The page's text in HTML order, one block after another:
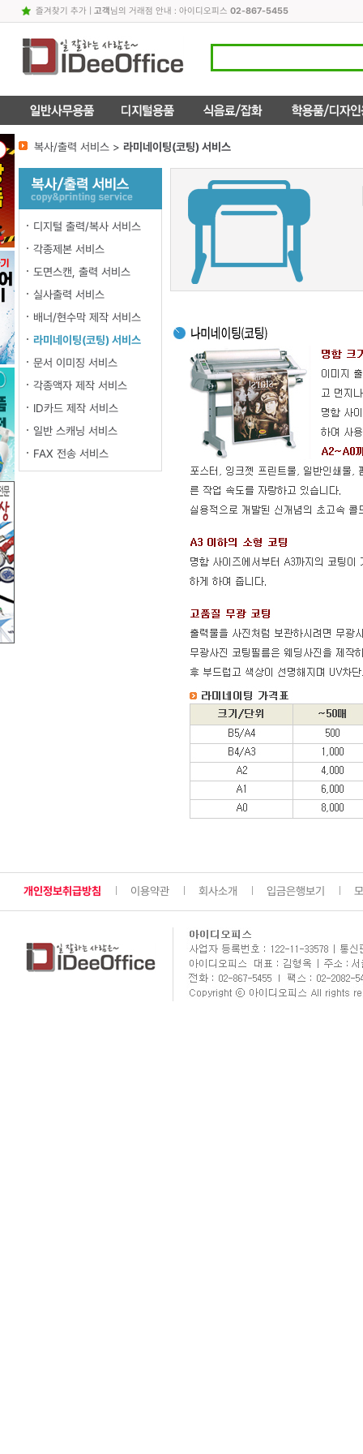
즐겨찾기 추가| 고객님의 거래점 안내 : 아이디오피스 02-867-5455
복사/출력 서비스 > 라미네이팅(코팅) 서비스
디지털 출력/복사 서비스
각종제본 서비스
도면스캔, 출력 서비스
실사출력 서비스
배너/현수막 제작 서비스
라미네이팅(코팅) 서비스
문서 이미징 서비스
각종액자 제작 서비스
ID카드 제작 서비스
일반 스캐닝 서비스
FAX 전송 서비스
개인정보취급방침 이용약관 회사소개 입금은행보기